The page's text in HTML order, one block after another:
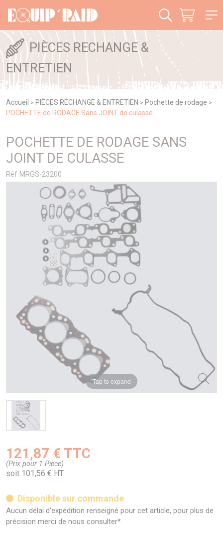
PIÈCES RECHANGE &
ENTRETIEN
Accueil > PIÈCES RECHANGE & ENTRETIEN > Pochette de rodage >
POCHETTE de RODAGE Sans JOINT de culasse
POCHETTE DE RODAGE SANS
JOINT DE CULASSE
Réf MRGS-23200
Tap to expand
121,87 € TTC
(Prix pour 1 Pièce)
soit 101,56 € HT
Disponible sur commande
Aucun délai d'expédition renseigné pour cet article, pour plus de
précision merci de nous consulter*
Panneau de gestion des cookies